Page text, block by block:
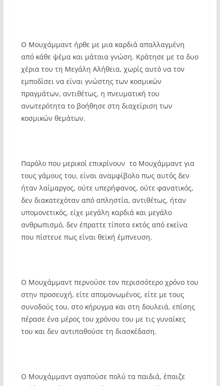
Ο Μουχάμμαντ ήρθε με μια καρδιά απαλλαγμένη
από κάθε ψέμα και μάταια γνώση. Κράτησε με τα δυο
χέρια του τη Μεγάλη Αλήθεια, χωρίς αυτό να τον
εμποδίσει να είναι γνώστης των κοσμικών
πραγμάτων, αντιθέτως, η πνευματική του
ανωτερότητα το βοήθησε στη διαχείριση των
κοσμικών θεμάτων.
Παρόλο που μερικοί επικρίνουν το Μουχάμμαντ για
τους γάμους του, είναι αναμφίβολο πως αυτός δεν
ήταν λαίμαργος, ούτε υπερήφανος, ούτε φανατικός,
δεν διακατεχόταν από απληστία, αντιθέτως, ήταν
υπομονετικός, είχε μεγάλη καρδιά και μεγάλο
ανθρωπισμό, δεν έπραττε τίποτα εκτός από εκείνα
που πίστευε πως είναι θεϊκή έμπνευση.
Ο Μουχάμμαντ περνούσε τον περισσότερο χρόνο του
στην προσευχή, είτε απομονωμένος, είτε με τους
συνοδούς του, στο κήρυγμα και στη δουλειά, επίσης
πέρασε ένα μέρος του χρόνου του με τις γυναίκες
του και δεν αντιπαθούσε τη διασκέδαση.
Ο Μουχάμμαντ αγαπούσε πολύ τα παιδιά, έπαιζε